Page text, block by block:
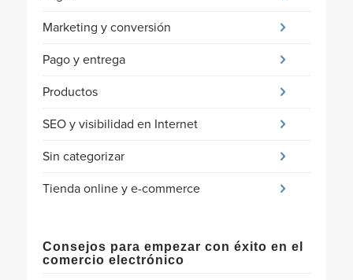
Marketing y conversión
Pago y entrega
Productos
SEO y visibilidad en Internet
Sin categorizar
Tienda online y e-commerce
Consejos para empezar con éxito en el
comercio electrónico